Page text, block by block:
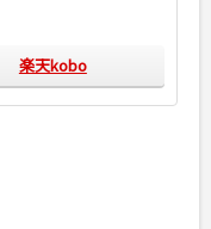
楽天kobo